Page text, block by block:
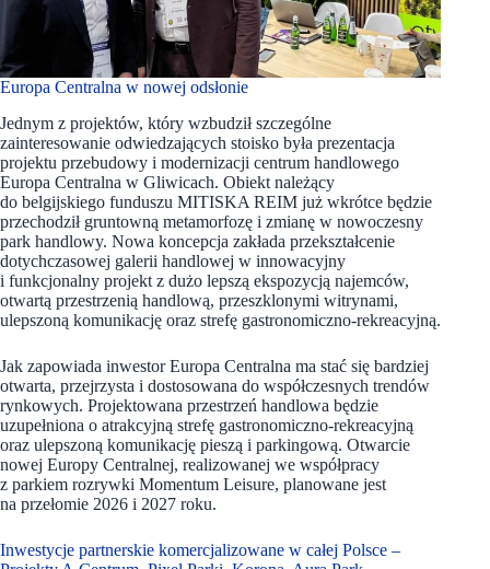
Europa Centralna w nowej odsłonie
Jednym z projektów, który wzbudził szczególne
zainteresowanie odwiedzających stoisko była prezentacja
projektu przebudowy i modernizacji centrum handlowego
Europa Centralna w Gliwicach. Obiekt należący
do belgijskiego funduszu MITISKA REIM już wkrótce będzie
przechodził gruntowną metamorfozę i zmianę w nowoczesny
park handlowy. Nowa koncepcja zakłada przekształcenie
dotychczasowej galerii handlowej w innowacyjny
i funkcjonalny projekt z dużo lepszą ekspozycją najemców,
otwartą przestrzenią handlową, przeszklonymi witrynami,
ulepszoną komunikację oraz strefę gastronomiczno-rekreacyjną.
Jak zapowiada inwestor Europa Centralna ma stać się bardziej
otwarta, przejrzysta i dostosowana do współczesnych trendów
rynkowych. Projektowana przestrzeń handlowa będzie
uzupełniona o atrakcyjną strefę gastronomiczno-rekreacyjną
oraz ulepszoną komunikację pieszą i parkingową. Otwarcie
nowej Europy Centralnej, realizowanej we współpracy
z parkiem rozrywki Momentum Leisure, planowane jest
na przełomie 2026 i 2027 roku.
Inwestycje partnerskie komercjalizowane w całej Polsce –